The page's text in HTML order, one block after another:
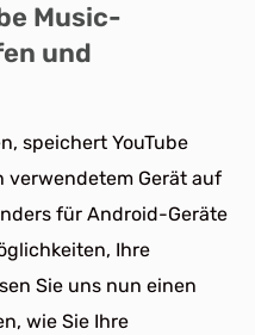
Music-
und
speichert YouTube
verwendetem Gerät auf
für Android-Geräte
Ihre
Sie uns nun einen
wie Sie Ihre